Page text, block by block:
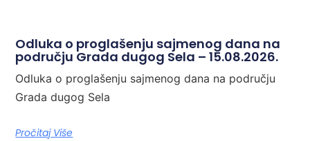
Odluka o proglašenju sajmenog dana na
području Grada dugog Sela – 15.08.2026.
Odluka o proglašenju sajmenog dana na području
Grada dugog Sela
Pročitaj Više